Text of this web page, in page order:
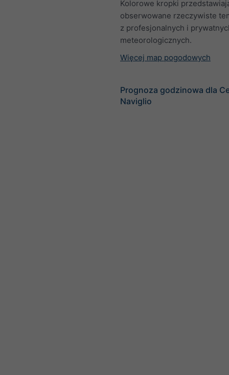
Kolorowe kropki
obserwowane rzeczywiste
z profesjonalnych i
meteorologicznych.
Więcej map pogodowych
Prognoza godzinowa dla
Naviglio